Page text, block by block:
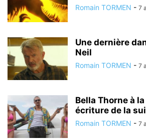
Romain TORMEN - 7
Une dernière
Neil
Romain TORMEN - 7
Bella Thorne à
écriture de la
Romain TORMEN - 7